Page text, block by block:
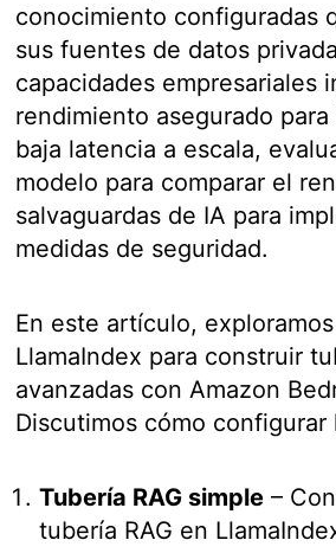
conocimiento configuradas
sus fuentes de datos
capacidades empresariales
rendimiento asegurado
baja latencia a escala,
modelo para comparar el
salvaguardas de IA para
medidas de seguridad.
En este artículo,
LlamaIndex para construir
avanzadas con Amazon
Discutimos cómo configurar
Tubería RAG simple –
tubería RAG en